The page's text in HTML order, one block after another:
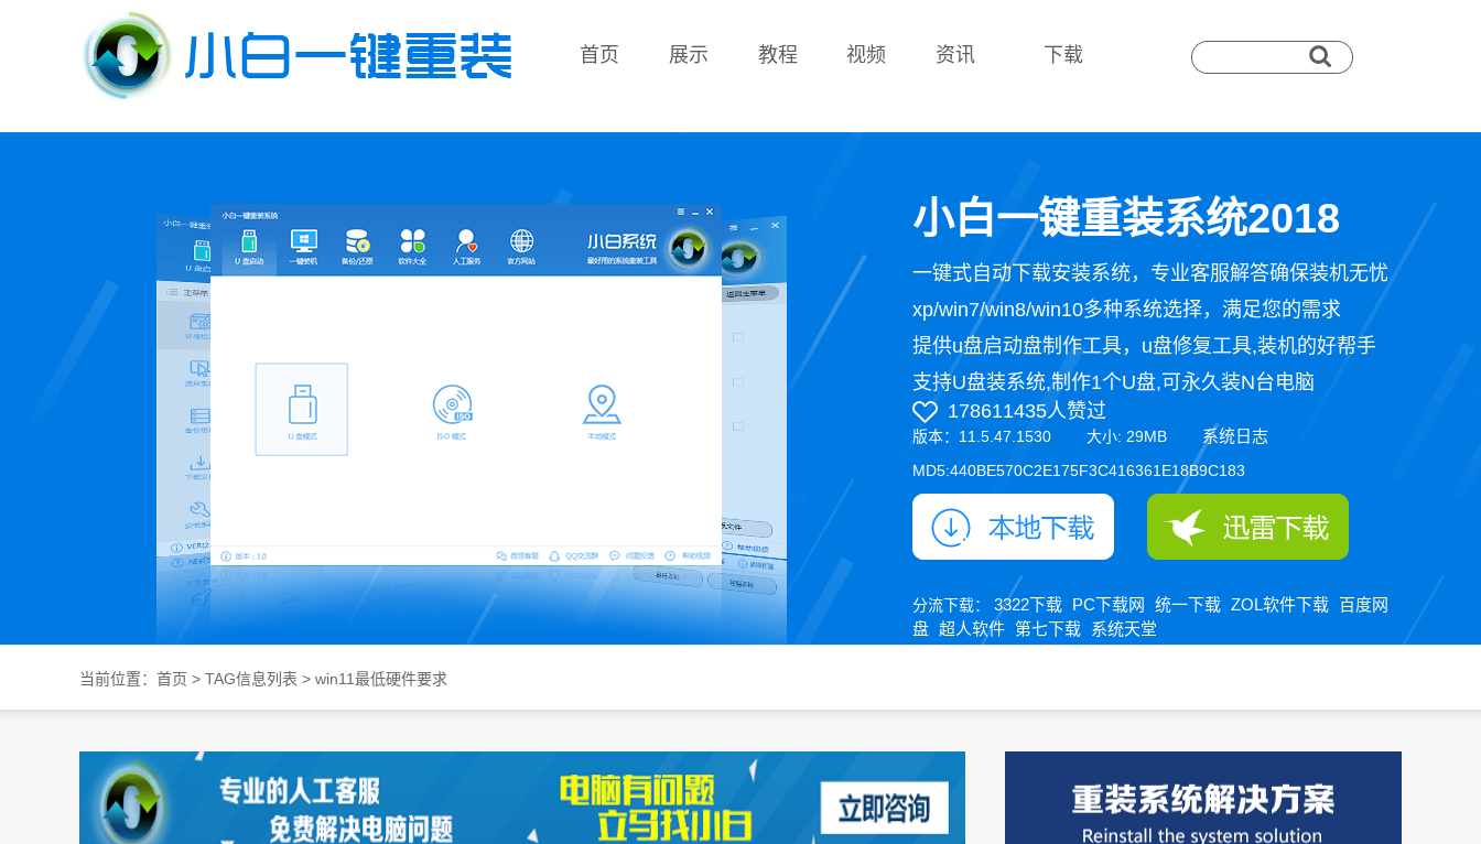
首页 展示 教程 视频 资讯 下载
小白一键重装系统2018
一键式自动下载安装系统，专业客服解答确保装机无忧
xp/win7/win8/win10多种系统选择，满足您的需求
提供u盘启动盘制作工具，u盘修复工具,装机的好帮手
支持U盘装系统,制作1个U盘,可永久装N台电脑
178611435人赞过
版本：11.5.47.1530 大小: 29MB 系统日志
MD5:440BE570C2E175F3C416361E18B9C183
分流下载： 3322下载 PC下载网 统一下载 ZOL软件下载 百度网
盘 超人软件 第七下载 系统天堂
当前位置： 首页 > TAG信息列表 > win11最低硬件要求